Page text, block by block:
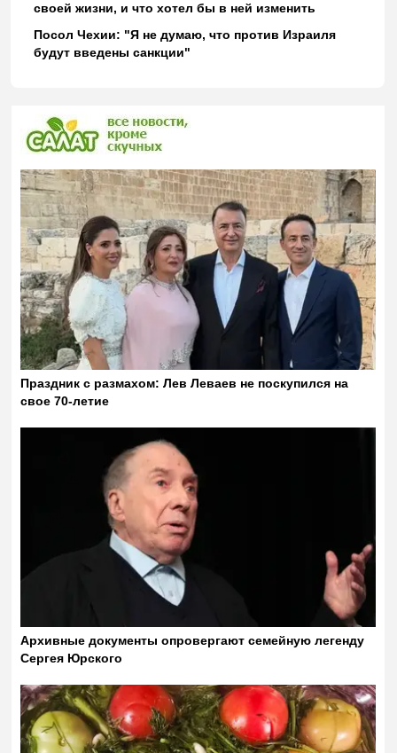
своей жизни, и что хотел бы в ней изменить
Посол Чехии: "Я не думаю, что против Израиля
будут введены санкции"